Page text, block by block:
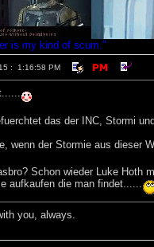
is my kind of scum."
: 1:16:58 PM
das der INC, Stormi
wenn der Stormie aus dieser
Schon wieder Luke Hoth
aufkaufen die man findet......
you, always.